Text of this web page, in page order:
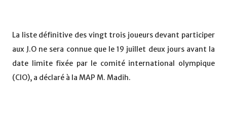
La liste définitive des vingt trois joueurs devant participer
aux J.O ne sera connue que le 19 juillet deux jours avant la
date limite fixée par le comité international olympique
(CIO), a déclaré à la MAP M. Madih.